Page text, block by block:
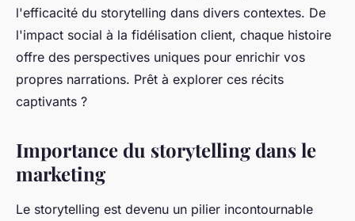
l'efficacité du storytelling dans divers contextes. De
l'impact social à la fidélisation client, chaque histoire
offre des perspectives uniques pour enrichir vos
propres narrations. Prêt à explorer ces récits
captivants ?
Importance du storytelling dans le
marketing
Le storytelling est devenu un pilier incontournable